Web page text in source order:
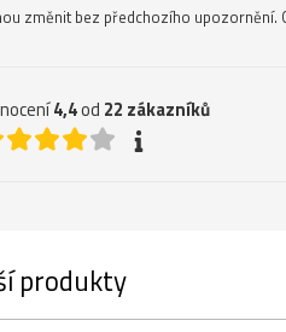
změnit bez předchozího
4,4od 22 zákazníků
produkty